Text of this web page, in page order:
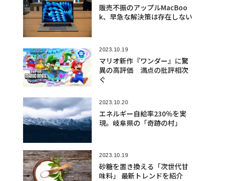
販売不振のアップルMacBoo
k、早急な解決策は存在しない
2023.10.19
マリオ新作『ワンダー』に驚
異の高評価 満点の批評相次
ぐ
2023.10.20
エネルギー自給率230％を実
現。岐阜県の「奇跡の村」
2023.10.19
砂糖を置き換える「次世代甘
味料」 最新トレンドを紹介